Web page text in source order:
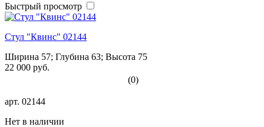
Быстрый просмотр
Стул "Квинс" 02144
Ширина 57; Глубина 63; Высота 75
22 000 руб.
(0)
арт. 02144
Нет в наличии